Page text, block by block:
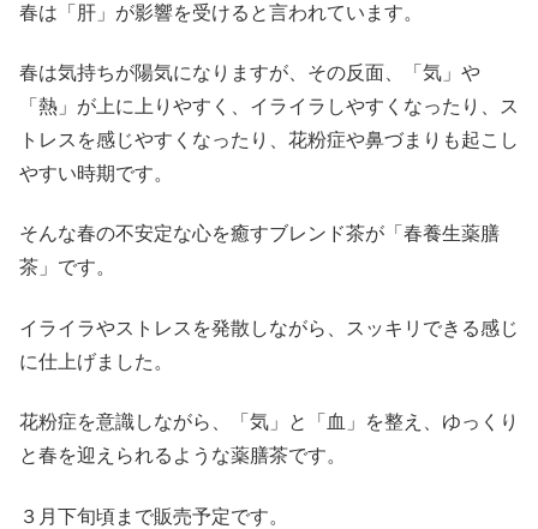
春は「肝」が影響を受けると言われています。
春は気持ちが陽気になりますが、その反面、「気」や
「熱」が上に上りやすく、イライラしやすくなったり、ス
トレスを感じやすくなったり、花粉症や鼻づまりも起こし
やすい時期です。
そんな春の不安定な心を癒すブレンド茶が「春養生薬膳
茶」です。
イライラやストレスを発散しながら、スッキリできる感じ
に仕上げました。
花粉症を意識しながら、「気」と「血」を整え、ゆっくり
と春を迎えられるような薬膳茶です。
３月下旬頃まで販売予定です。